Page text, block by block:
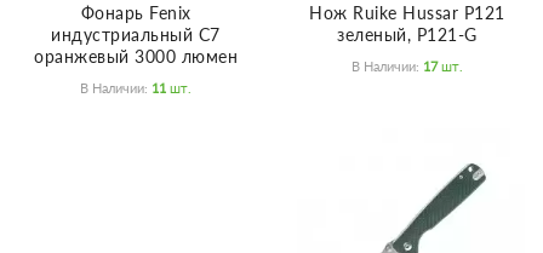
Фонарь Fenix
индустриальный C7
оранжевый 3000 люмен
В Наличии: 11 Шт.
Нож Ruike Hussar P121
зеленый, P121-G
В Наличии: 17 Шт.